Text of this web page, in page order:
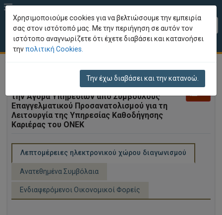
EL
Επισκόπηση Διαγωνισμού
Διαγωνισμός Α/Α 08/2022 για
την Αγορά Υπηρεσιών από Συμβούλους
Επαγγελματικού Προσανατολισμού για τη
Λειτουργία της Υπηρεσίας Καθοδήγησης
Καριέρας του ΟΝΕΚ
Λεπτομέρειες ηλεκτρονικού χώρου διαγωνισμού
Ανατεθημένα Συμβόλαια
Ενδιαφερόμενοι Οικονομικοί Φορείς
Χρησιμοποιούμε cookies για να βελτιώσουμε την εμπειρία
σας στον ιστότοπό μας. Με την περιήγηση σε αυτόν τον
ιστότοπο αναγνωρίζετε ότι έχετε διαβάσει και κατανοήσει
τηνπολιτική Cookies.
Την έχω διαβάσει και την κατανοώ.